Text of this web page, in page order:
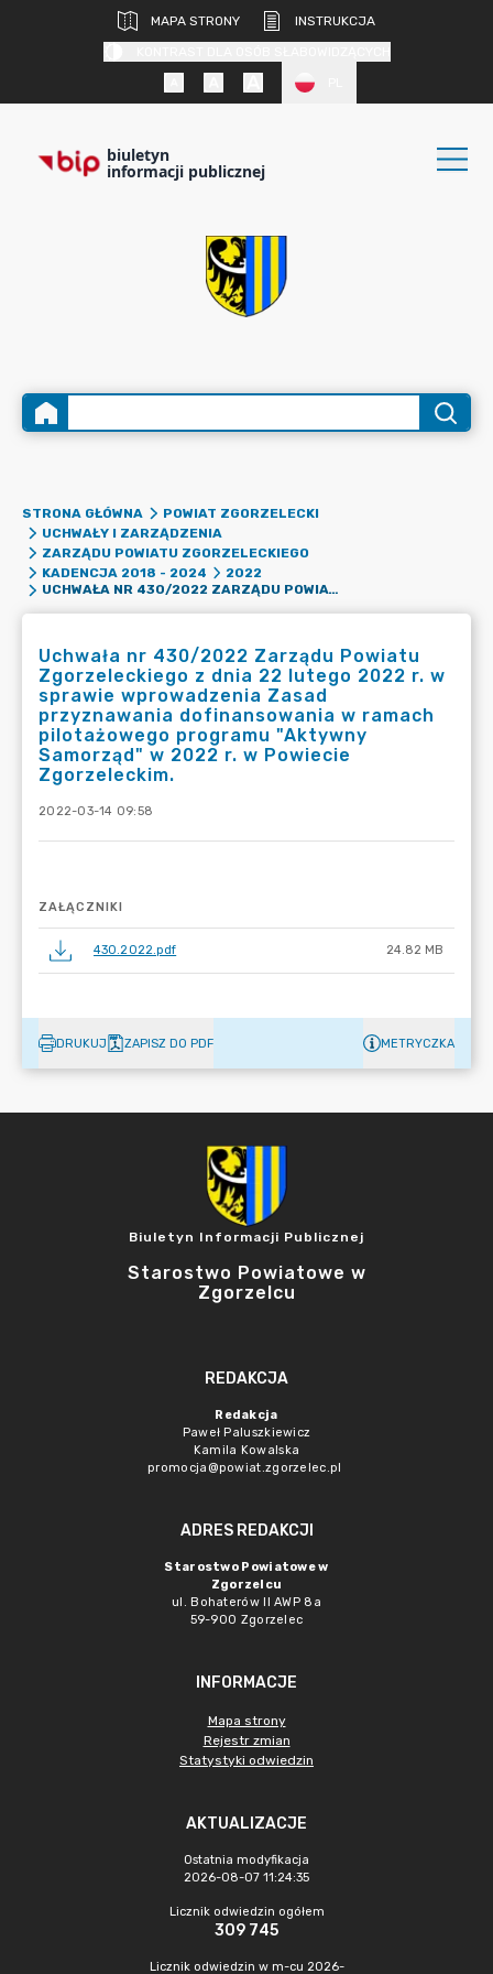
MAPA STRONY
INSTRUKCJA
biuletyn
informacji publicznej
STRONA GŁÓWNA
POWIAT ZGORZELECKI
UCHWAŁY I ZARZĄDZENIA
ZARZĄDU POWIATU ZGORZELECKIEGO
KADENCJA 2018 - 2024
2022
UCHWAŁA NR 430/2022 ZARZĄDU POWIATU ZGORZELECKIEGO Z DNIA 22 LUTEGO 2022 R. W SPRAWIE WPROWADZENIA ZASAD PRZYZNAWANIA DOFINANSOWANIA W RAMACH PILOTAŻOWEGO PROGRAMU "AKTYWNY SAMORZĄD" W 2022 R. W POWIECIE ZGORZELECKIM.
Uchwała nr 430/2022 Zarządu Powiatu
Zgorzeleckiego z dnia 22 lutego 2022 r. w
sprawie wprowadzenia Zasad
przyznawania dofinansowania w ramach
pilotażowego programu "Aktywny
Samorząd" w 2022 r. w Powiecie
Zgorzeleckim.
2022-03-14 09:58
ZAŁĄCZNIKI
430.2022.pdf 24.82 MB
DRUKUJ ZAPISZ DO PDF METRYCZKA
Biuletyn Informacji Publicznej
Starostwo Powiatowe w
Zgorzelcu
REDAKCJA
Redakcja
Paweł Paluszkiewicz
Kamila Kowalska
promocja@powiat.zgorzelec.pl
ADRES REDAKCJI
Starostwo Powiatowe w
Zgorzelcu
ul. Bohaterów II AWP 8a
59-900 Zgorzelec
INFORMACJE
Mapa strony
Rejestr zmian
Statystyki odwiedzin
AKTUALIZACJE
Ostatnia modyfikacja
2026-08-07 11:24:35
Licznik odwiedzin ogółem
309 745
Licznik odwiedzin w m-cu 2026-